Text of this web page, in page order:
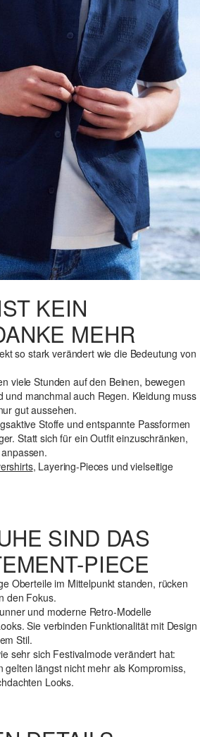
KEIN
MEHR
so stark verändert wie die Bedeutung von
viele Stunden auf den Beinen, bewegen
und manchmal auch Regen. Kleidung muss
gut aussehen.
Stoffe und entspannte Passformen
Statt sich für ein Outfit einzuschränken,
, Layering-Pieces und vielseitige
SIND DAS
PIECE
Oberteile im Mittelpunkt standen, rücken
den Fokus.
und moderne Retro-Modelle
Sie verbinden Funktionalität mit Design
Stil.
sehr sich Festivalmode verändert hat:
gelten längst nicht mehr als Kompromiss,
Looks.